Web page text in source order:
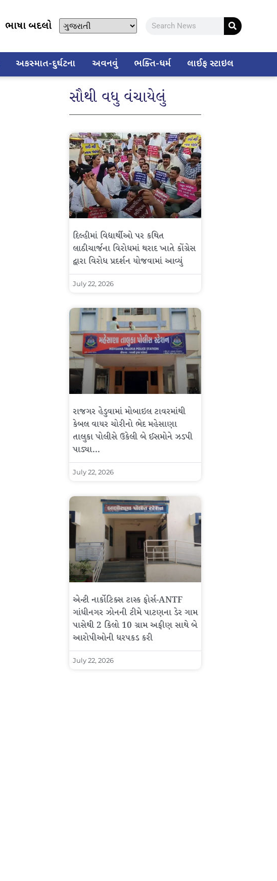
ભાષા બદલો
અકસ્માત-દુર્ઘટના અવનવું ભક્તિ-ધર્મ લાઈફ સ્ટાઇલ
સૌથી વધુ વંચાયેલું
દિલ્હીમાં વિદ્યાર્થીઓ પર કથિત
લાઠીચાર્જના વિરોધમાં થરાદ ખાતે કોંગ્રેસ
દ્વારા વિરોધ પ્રદર્શન યોજવામાં આવ્યું
July 22, 2026
રાજગર હેડુવામાં મોબાઇલ ટાવરમાંથી
કેબલ વાયર ચોરીનો ભેદ મહેસાણા
તાલુકા પોલીસે ઉકેલી બે ઈસમોને ઝડપી
પાડ્યા…
July 22, 2026
એન્ટી નાર્કોટિક્સ ટાસ્ક ફોર્સ-ANTF
ગાંધીનગર ઝોનની ટીમે પાટણના ડેર ગામ
પાસેથી 2 કિલો 10 ગ્રામ અફીણ સાથે બે
આરોપીઓની ધરપકડ કરી
July 22, 2026